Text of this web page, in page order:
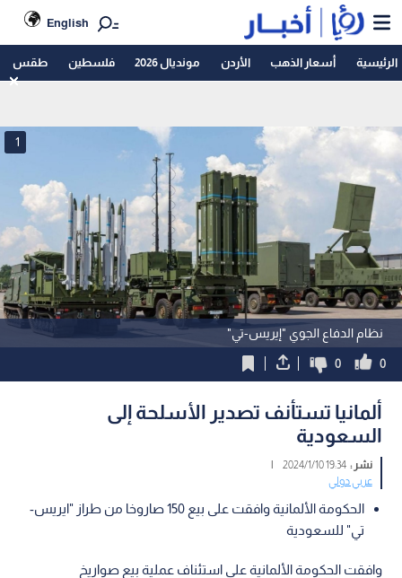
English
الرئيسية أسعار الذهب الأردن مونديال 2026 فلسطين طقس
نظام الدفاع الجوي "إيريس-تي"
1
0
0
ألمانيا تستأنف تصدير الأسلحة إلى
السعودية
نشر :19:34 2024/1/10
|
عربي دولي
الحكومة الألمانية وافقت على بيع 150 صاروخا من طراز "ايريس-
تي" للسعودية
وافقت الحكومة الألمانية على استئناف عملية بيع صواريخ